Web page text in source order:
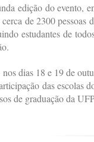
edição do evento,
de 2300 pessoas
estudantes de
dias 18 e 19 de
das escolas
de graduação da